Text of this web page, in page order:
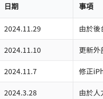
日期
事項
2024.11.29 由於後
2024.11.10 更新外
2024.11.7 修正
2024.3.28 由於人